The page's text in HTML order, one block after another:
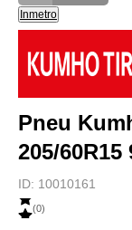
Inmetro
Pneu
205/60R15
ID: 10010161
(0)